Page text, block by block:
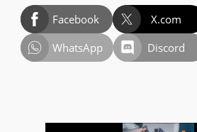
Facebook X.com
WhatsApp
Discord